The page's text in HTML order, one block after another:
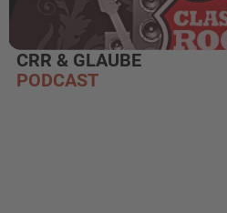
CRR & GLAUBE
PODCAST